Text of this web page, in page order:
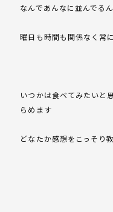
なんであんなに並んでる
曜日も時間も関係なく常
いつかは食べてみたいと
らめます
どなたか感想をこっそり